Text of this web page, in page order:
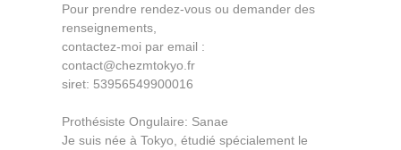
Pour prendre rendez-vous ou demander des
renseignements,
contactez-moi par email :
contact@chezmtokyo.fr
siret: 53956549900016
Prothésiste Ongulaire: Sanae
Je suis née à Tokyo, étudié spécialement le